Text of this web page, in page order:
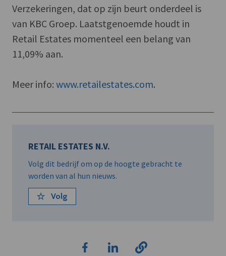
Verzekeringen, dat op zijn beurt onderdeel is
van KBC Groep. Laatstgenoemde houdt in
Retail Estates momenteel een belang van
11,09% aan.
Meer info: www.retailestates.com.
RETAIL ESTATES N.V.
Volg dit bedrijf om op de hoogte gebracht te
worden van al hun nieuws.
Volg